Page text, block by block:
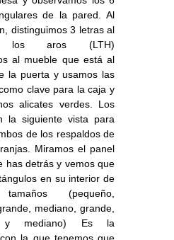
de la pared. Al
distinguimos 3 letras al
los aros (LTH)
al mueble que está al
la puerta y usamos las
clave para la caja y
alicates verdes. Los
la siguiente vista para
de los respaldos de
Miramos el panel
has detrás y vemos que
en su interior de
(pequeño,
mediano, grande,
y mediano) Es la
la que tenemos que